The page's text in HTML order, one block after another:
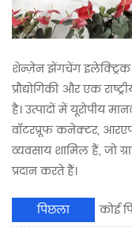
शेन्ज़ेन झेंगचेंग
प्रौद्योगिकी और एक
है। उत्पादों में यूरोपीय
वॉटरप्रूफ कनेक्टर,
व्यवसाय शामिल हैं, जो
प्रदान करते हैं।
पिछला
कोई